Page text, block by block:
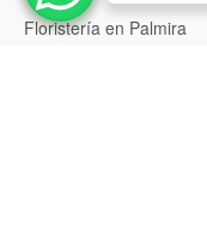
Floristería en Palmira